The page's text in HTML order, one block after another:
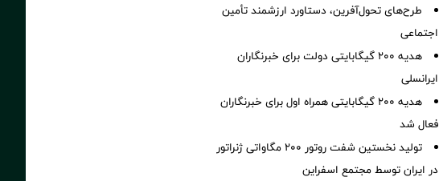
طرح‌های تحول‌آفرین، دستاورد ارزشمند تأمین
اجتماعی
هدیه ۲۰۰ گیگابایتی دولت برای خبرنگاران
ایرانسلی
هدیه ۲۰۰ گیگابایتی همراه اول برای خبرنگاران
فعال شد
تولید نخستین شفت روتور ۲۰۰ مگاواتی ژنراتور
در ایران توسط مجتمع اسفراین